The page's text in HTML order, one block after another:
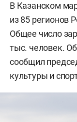
В Казанском
из 85 регионов
Общее число
тыс. человек.
сообщил
культуры и